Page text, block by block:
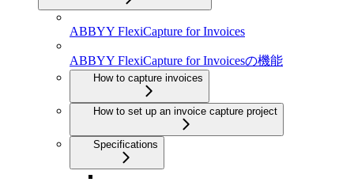
ABBYY FlexiCapture for Invoices
ABBYY FlexiCapture for Invoicesの機能
How to capture invoices
How to set up an invoice capture project
Specifications